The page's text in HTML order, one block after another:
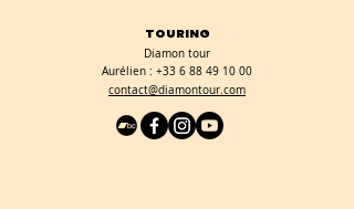
TOURING
Diamon tour
Aurélien : +33 6 88 49 10 00
contact@diamontour.com